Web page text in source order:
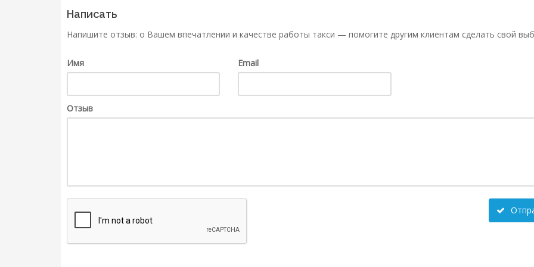
Написать
Напишите отзыв: о Вашем впечатлении и качестве работы такси — помогите другим клиентам сделать свой
Имя Email
Отзыв